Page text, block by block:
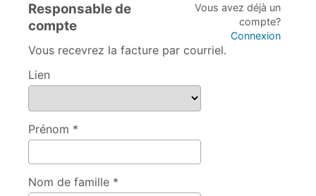
Responsable de
compte
Vous avez déjà un
compte?
Connexion
Vous recevrez la facture par courriel.
Lien
Prénom *
Nom de famille *